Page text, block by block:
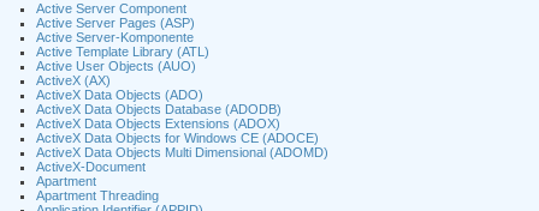
Active Server Component
Active Server Pages (ASP)
Active Server-Komponente
Active Template Library (ATL)
Active User Objects (AUO)
ActiveX (AX)
ActiveX Data Objects (ADO)
ActiveX Data Objects Database (ADODB)
ActiveX Data Objects Extensions (ADOX)
ActiveX Data Objects for Windows CE (ADOCE)
ActiveX Data Objects Multi Dimensional (ADOMD)
ActiveX-Document
Apartment
Apartment Threading